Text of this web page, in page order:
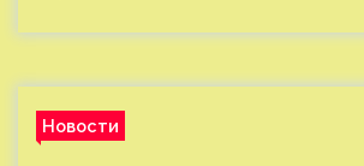
Новости